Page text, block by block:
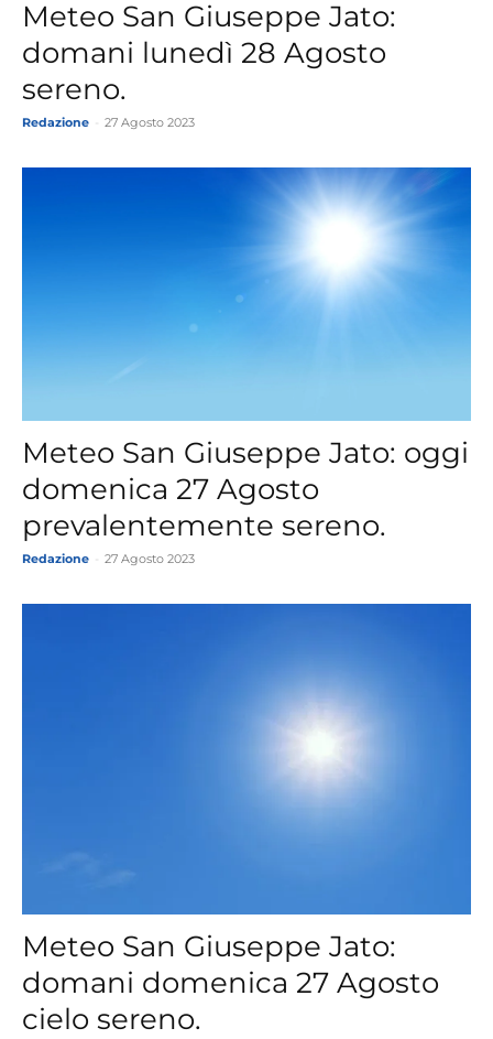
Meteo San Giuseppe Jato:
domani lunedì 28 Agosto
sereno.
Redazione 27 Agosto 2023
Meteo San Giuseppe Jato: oggi
domenica 27 Agosto
prevalentemente sereno.
Redazione 27 Agosto 2023
Meteo San Giuseppe Jato:
domani domenica 27 Agosto
cielo sereno.